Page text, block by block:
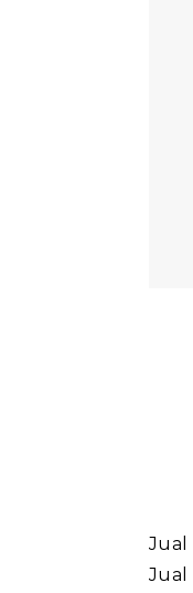
Jual Tatakan Marmer Wisuda, Jual Patung Wisuda Marmer Jual Tatakan Marmer Wisuda,